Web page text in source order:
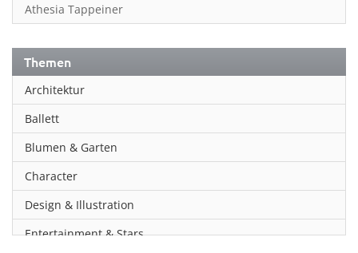
Athesia Tappeiner
Themen
Architektur
Ballett
Blumen & Garten
Character
Design & Illustration
Entertainment & Stars